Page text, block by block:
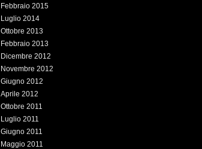
Febbraio 2015
Luglio 2014
Ottobre 2013
Febbraio 2013
Dicembre 2012
Novembre 2012
Giugno 2012
Aprile 2012
Ottobre 2011
Luglio 2011
Giugno 2011
Maggio 2011